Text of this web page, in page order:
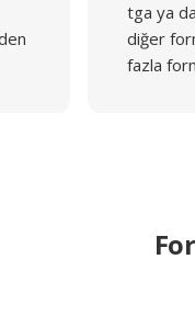
tga ya
diğer
fazla